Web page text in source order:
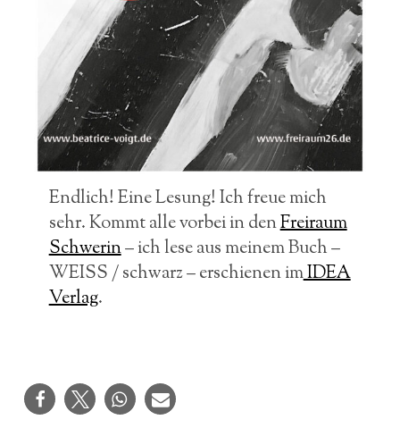
Endlich! Eine Lesung! Ich freue mich
sehr. Kommt alle vorbei in denFreiraum
Schwerin– ich lese aus meinem Buch –
WEISS / schwarz – erschienen imIDEA
Verlag.